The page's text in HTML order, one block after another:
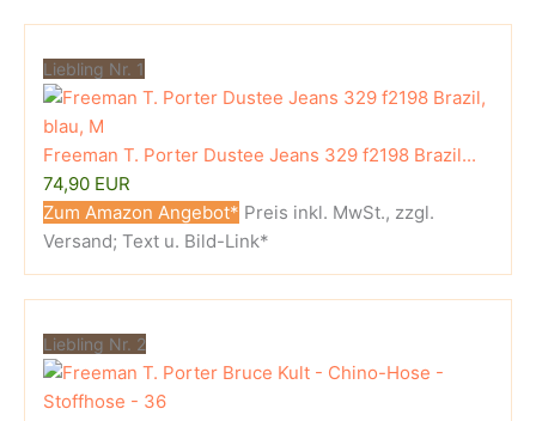
Liebling Nr. 1
Freeman T. Porter Dustee Jeans 329 f2198 Brazil...
74,90 EUR
Zum Amazon Angebot* Preis inkl. MwSt., zzgl.
Versand; Text u. Bild-Link*
Liebling Nr. 2